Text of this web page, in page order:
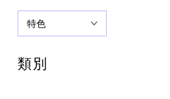
類別